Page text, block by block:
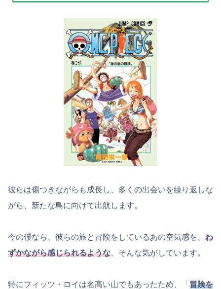
彼らは傷つきながらも成長し、多くの出会いを繰り返しな
がら、新たな島に向けて出航します。
今の僕なら、彼らの旅と冒険をしているあの空気感を、 わ
ずかながら感じられるような 、そんな気がしています。
特にフィッツ・ロイは名高い山でもあったため、「 冒険を